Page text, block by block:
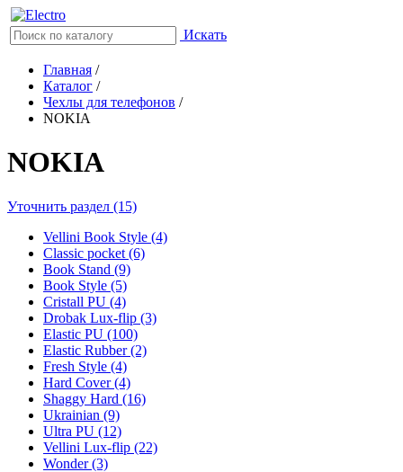
Искать
Главная /
Каталог /
Чехлы для телефонов /
NOKIA
NOKIA
Уточнить раздел (15)
Vellini Book Style (4)
Classic pocket (6)
Book Stand (9)
Book Style (5)
Cristall PU (4)
Drobak Lux-flip (3)
Elastic PU (100)
Elastic Rubber (2)
Fresh Style (4)
Hard Cover (4)
Shaggy Hard (16)
Ukrainian (9)
Ultra PU (12)
Vellini Lux-flip (22)
Wonder (3)